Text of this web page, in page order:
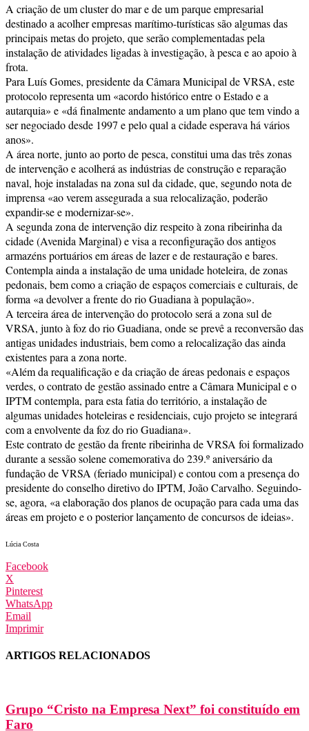
A criação de um cluster do mar e de um parque empresarial
destinado a acolher empresas marítimo-turísticas são algumas das
principais metas do projeto, que serão complementadas pela
instalação de atividades ligadas à investigação, à pesca e ao apoio à
frota.
Para Luís Gomes, presidente da Câmara Municipal de VRSA, este
protocolo representa um «acordo histórico entre o Estado e a
autarquia» e «dá finalmente andamento a um plano que tem vindo a
ser negociado desde 1997 e pelo qual a cidade esperava há vários
anos».
A área norte, junto ao porto de pesca, constitui uma das três zonas
de intervenção e acolherá as indústrias de construção e reparação
naval, hoje instaladas na zona sul da cidade, que, segundo nota de
imprensa «ao verem assegurada a sua relocalização, poderão
expandir-se e modernizar-se».
A segunda zona de intervenção diz respeito à zona ribeirinha da
cidade (Avenida Marginal) e visa a reconfiguração dos antigos
armazéns portuários em áreas de lazer e de restauração e bares.
Contempla ainda a instalação de uma unidade hoteleira, de zonas
pedonais, bem como a criação de espaços comerciais e culturais, de
forma «a devolver a frente do rio Guadiana à população».
A terceira área de intervenção do protocolo será a zona sul de
VRSA, junto à foz do rio Guadiana, onde se prevê a reconversão das
antigas unidades industriais, bem como a relocalização das ainda
existentes para a zona norte.
«Além da requalificação e da criação de áreas pedonais e espaços
verdes, o contrato de gestão assinado entre a Câmara Municipal e o
IPTM contempla, para esta fatia do território, a instalação de
algumas unidades hoteleiras e residenciais, cujo projeto se integrará
com a envolvente da foz do rio Guadiana».
Este contrato de gestão da frente ribeirinha de VRSA foi formalizado
durante a sessão solene comemorativa do 239.º aniversário da
fundação de VRSA (feriado municipal) e contou com a presença do
presidente do conselho diretivo do IPTM, João Carvalho. Seguindo-
se, agora, «a elaboração dos planos de ocupação para cada uma das
áreas em projeto e o posterior lançamento de concursos de ideias».
Lúcia Costa
Facebook
X
Pinterest
WhatsApp
Email
Imprimir
ARTIGOS RELACIONADOS
Grupo “Cristo na Empresa Next” foi constituído em
Faro